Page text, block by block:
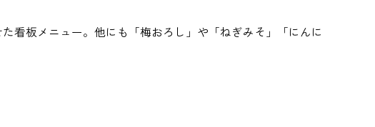
看板メニュー。他にも「梅おろし」や「ねぎみそ」「にんに